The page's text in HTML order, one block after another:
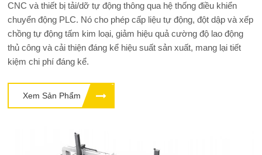
CNC và thiết bị tải/dỡ tự động thông qua hệ thống điều khiển
chuyển động PLC. Nó cho phép cấp liệu tự động, đột dập và xếp
chồng tự động tấm kim loại, giảm hiệu quả cường độ lao động
thủ công và cải thiện đáng kể hiệu suất sản xuất, mang lại tiết
kiệm chi phí đáng kể.
Xem Sản Phẩm